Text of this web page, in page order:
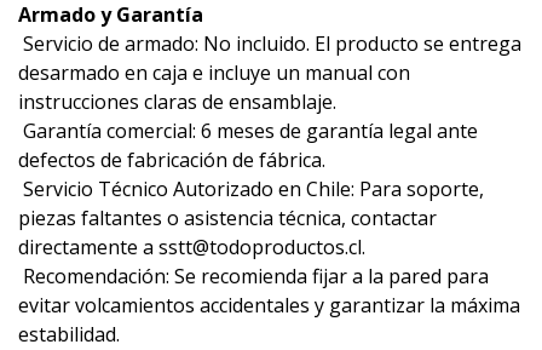
Armado y Garantía
 Servicio de armado: No incluido. El producto se entrega
desarmado en caja e incluye un manual con
instrucciones claras de ensamblaje.
 Garantía comercial: 6 meses de garantía legal ante
defectos de fabricación de fábrica.
 Servicio Técnico Autorizado en Chile: Para soporte,
piezas faltantes o asistencia técnica, contactar
directamente a sstt@todoproductos.cl.
 Recomendación: Se recomienda fijar a la pared para
evitar volcamientos accidentales y garantizar la máxima
estabilidad.